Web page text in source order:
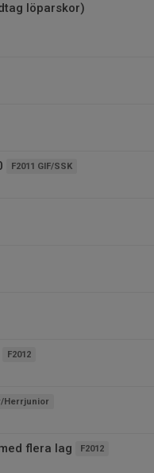
löparskor)
F2011 GIF/SSK
F2012
Herrjunior
flera lag F2012